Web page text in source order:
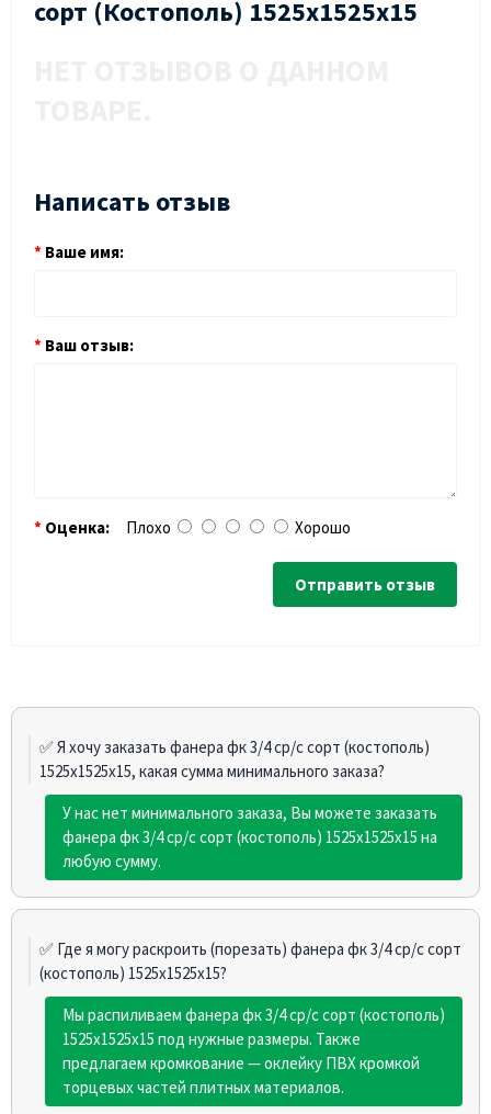
сорт (Костополь) 1525х1525х15
Написать отзыв
Ваше имя:
Ваш отзыв:
Оценка: Плохо Хорошо
Отправить отзыв
✅ Я хочу заказать фанера фк 3/4 ср/с сорт (костополь)
1525х1525х15, какая сумма минимального заказа?
У нас нет минимального заказа, Вы можете заказать
фанера фк 3/4 ср/с сорт (костополь) 1525х1525х15 на
любую сумму.
✅ Где я могу раскроить (порезать) фанера фк 3/4 ср/с сорт
(костополь) 1525х1525х15?
Мы распиливаем фанера фк 3/4 ср/с сорт (костополь)
1525х1525х15 под нужные размеры. Также
предлагаем кромкование — оклейку ПВХ кромкой
торцевых частей плитных материалов.